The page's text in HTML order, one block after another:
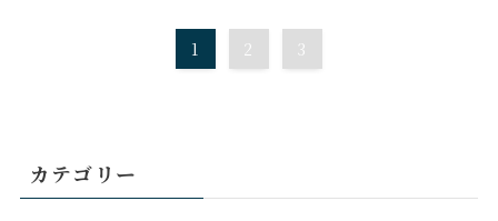
1 2 3
カテゴリー